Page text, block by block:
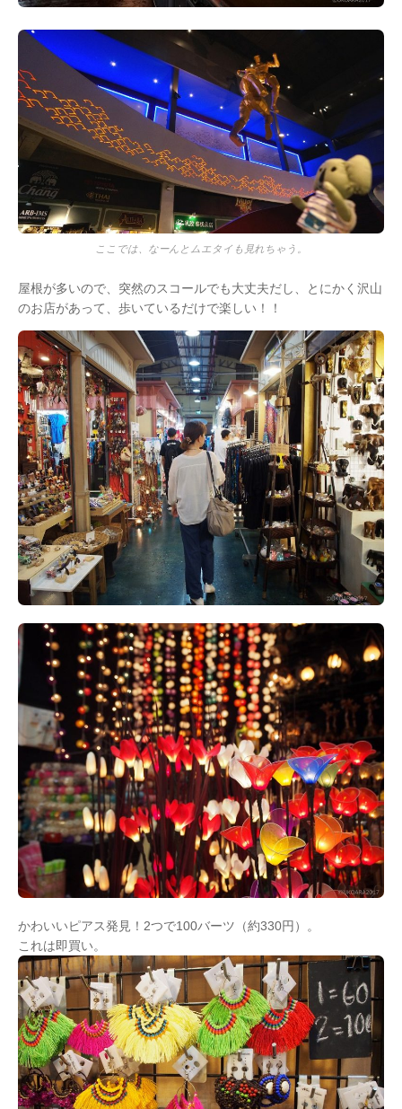
ここでは、なーんとムエタイも見れちゃう。
屋根が多いので、突然のスコールでも大丈夫だし、とにかく沢山
のお店があって、歩いているだけで楽しい！！
かわいいピアス発見！2つで100バーツ（約330円）。
これは即買い。